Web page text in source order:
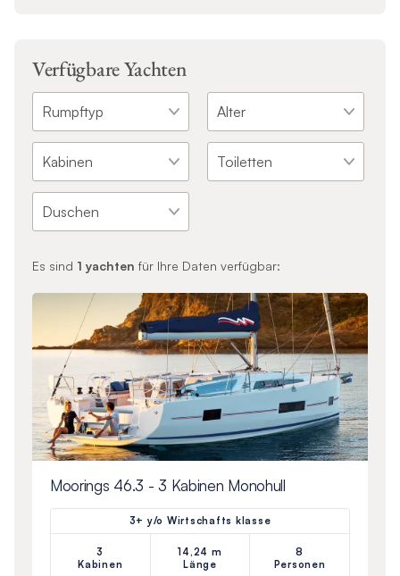
Verfügbare Yachten
Es sind 1 yachten für Ihre Daten verfügbar:
Moorings 46.3 - 3 Kabinen Monohull
3+ y/o Wirtschafts klasse
3
Kabinen
14,24 m
Länge
8
Personen